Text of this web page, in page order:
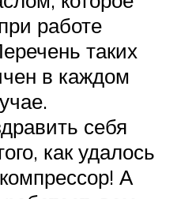
работе
таких
в каждом
себя
как удалось
А